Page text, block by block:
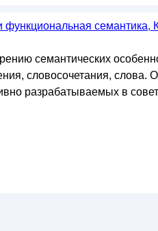
функциональная семантика,
семантических
словосочетания, слова.
разрабатываемых в